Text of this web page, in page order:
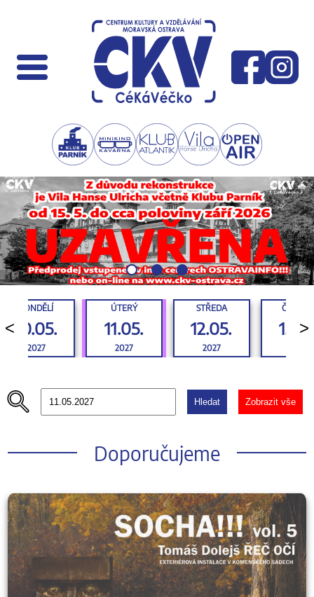
<
PONDĚLÍ
10.05.
2027
ÚTERÝ
11.05.
2027
STŘEDA
12.05.
2027
>
Hledat Zobrazit vše
Doporučujeme